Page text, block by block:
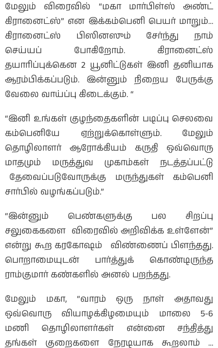
மேலும் விரைவில் “மகா மார்பிள்ஸ் அண்ட்
கிரானைட்ஸ்” என இக்கம்பெனி பெயர் மாறும்…
கிரானைட்ஸ் பிஸினஸும் சேர்ந்து நாம்
செய்யப் போகிறோம். கிரானைட்ஸ்
தயாரிப்புக்கென 2 யூனிட்டுகள் இனி தனியாக
ஆரம்பிக்கப்படும். இன்னும் நிறைய பேருக்கு
வேலை வாய்ப்பு கிடைக்கும். “
“இனி உங்கள் குழந்தைகளின் படிப்பு செலவை
கம்பெனியே ஏற்றுக்கொள்ளும். மேலும்
தொழிலாளர் ஆரோக்கியம் கருதி ஒவ்வொரு
மாதமும் மருத்துவ முகாம்கள் நடத்தப்பட்டு
தேவைப்படுவோருக்கு மருந்துகள் கம்பெனி
சார்பில் வழங்கப்படும்.”
“இன்னும் பெண்களுக்கு பல சிறப்பு
சலுகைகளை விரைவில் அறிவிக்க உள்ளேன்”
என்று கூற கரகோஷம் விண்ணைப் பிளந்தது.
பொறாமையுடன் பார்த்துக் கொண்டிருந்த
ராம்குமார் கண்களில் அனல் பறந்தது.
மேலும் மகா, “வாரம் ஒரு நாள் அதாவது
ஒவ்வொரு வியாழக்கிழமையும் மாலை 5-6
மணி தொழிலாளர்கள் என்னை சந்தித்து
தங்கள் குறைகளை நேரடியாக கூறலாம் …